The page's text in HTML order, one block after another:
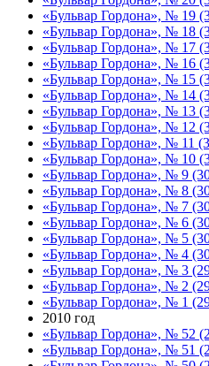
«Бульвар Гордона», № 19
«Бульвар Гордона», № 18
«Бульвар Гордона», № 17
«Бульвар Гордона», № 16
«Бульвар Гордона», № 15
«Бульвар Гордона», № 14
«Бульвар Гордона», № 13
«Бульвар Гордона», № 12
«Бульвар Гордона», № 11
«Бульвар Гордона», № 10
«Бульвар Гордона», № 9
«Бульвар Гордона», № 8
«Бульвар Гордона», № 7
«Бульвар Гордона», № 6
«Бульвар Гордона», № 5
«Бульвар Гордона», № 4
«Бульвар Гордона», № 3
«Бульвар Гордона», № 2
«Бульвар Гордона», № 1
2010 год
«Бульвар Гордона», № 52
«Бульвар Гордона», № 51